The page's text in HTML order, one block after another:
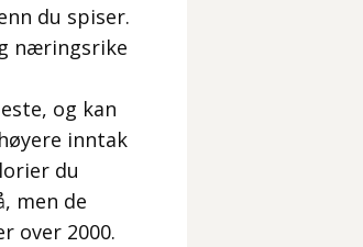
du spiser.
næringsrike
og kan
inntak
du
men de
over 2000.